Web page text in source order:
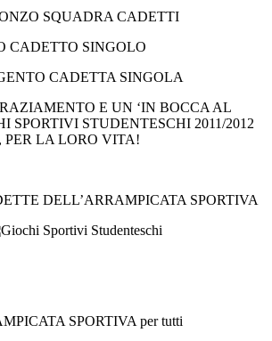
SQUADRA CADETTI
CADETTO SINGOLO
CADETTA SINGOLA
E UN ‘IN BOCCA AL
SPORTIVI STUDENTESCHI 2011/2012
PER LA LORO VITA!
DELL’ARRAMPICATA SPORTIVA
SPORTIVA per tutti